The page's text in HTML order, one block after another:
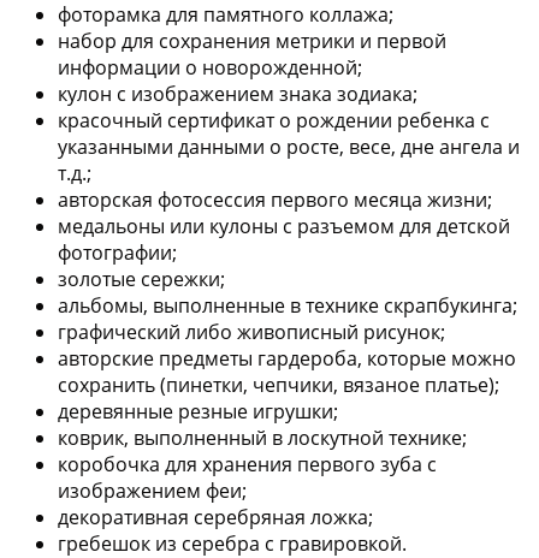
фоторамка для памятного коллажа;
набор для сохранения метрики и первой
информации о новорожденной;
кулон с изображением знака зодиака;
красочный сертификат о рождении ребенка с
указанными данными о росте, весе, дне ангела и
т.д.;
авторская фотосессия первого месяца жизни;
медальоны или кулоны с разъемом для детской
фотографии;
золотые сережки;
альбомы, выполненные в технике скрапбукинга;
графический либо живописный рисунок;
авторские предметы гардероба, которые можно
сохранить (пинетки, чепчики, вязаное платье);
деревянные резные игрушки;
коврик, выполненный в лоскутной технике;
коробочка для хранения первого зуба с
изображением феи;
декоративная серебряная ложка;
гребешок из серебра с гравировкой.